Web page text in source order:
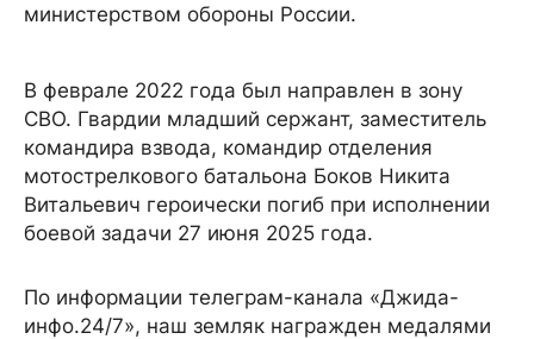
министерством обороны России.
В феврале 2022 года был направлен в зону
СВО. Гвардии младший сержант, заместитель
командира взвода, командир отделения
мотострелкового батальона Боков Никита
Витальевич героически погиб при исполнении
боевой задачи 27 июня 2025 года.
По информации телеграм-канала «Джида-
инфо.24/7», наш земляк награжден медалями